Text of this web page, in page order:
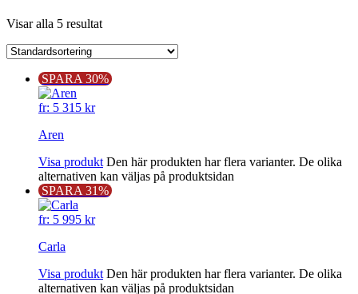
Visar alla 5 resultat
SPARA 30%
fr: 5 315 kr
Aren
Visa produkt Den här produkten har flera varianter. De olika
alternativen kan väljas på produktsidan
SPARA 31%
fr: 5 995 kr
Carla
Visa produkt Den här produkten har flera varianter. De olika
alternativen kan väljas på produktsidan